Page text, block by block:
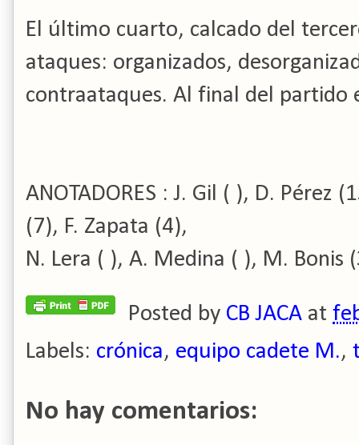
El último cuarto, calcado del
ataques: organizados,
contraataques. Al final del partido
ANOTADORES : J. Gil ( ), D. Pérez
(7), F. Zapata (4),
N. Lera ( ), A. Medina ( ), M. Bonis
Posted by CB JACA at
Labels: crónica, equipo cadete M.,
No hay comentarios: